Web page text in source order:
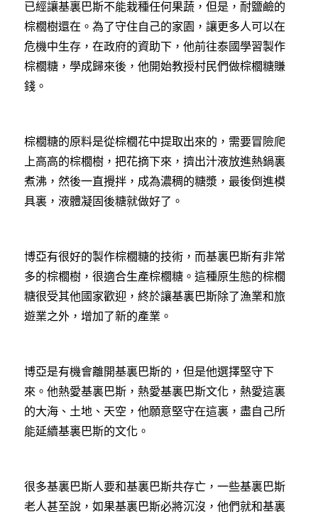
已經讓基裏巴斯不能栽種任何果蔬，但是，耐鹽鹼的
棕櫚樹還在。為了守住自己的家園，讓更多人可以在
危機中生存，在政府的資助下，他前往泰國學習製作
棕櫚糖，學成歸來後，他開始教授村民們做棕櫚糖賺
錢。
棕櫚糖的原料是從棕櫚花中提取出來的，需要冒險爬
上高高的棕櫚樹，把花摘下來，擠出汁液放進熱鍋裏
煮沸，然後一直攪拌，成為濃稠的糖漿，最後倒進模
具裏，液體凝固後糖就做好了。
博亞有很好的製作棕櫚糖的技術，而基裏巴斯有非常
多的棕櫚樹，很適合生產棕櫚糖。這種原生態的棕櫚
糖很受其他國家歡迎，終於讓基裏巴斯除了漁業和旅
遊業之外，增加了新的產業。
博亞是有機會離開基裏巴斯的，但是他選擇堅守下
來。他熱愛基裏巴斯，熱愛基裏巴斯文化，熱愛這裏
的大海、土地、天空，他願意堅守在這裏，盡自己所
能延續基裏巴斯的文化。
很多基裏巴斯人要和基裏巴斯共存亡，一些基裏巴斯
老人甚至說，如果基裏巴斯必將沉沒，他們就和基裏